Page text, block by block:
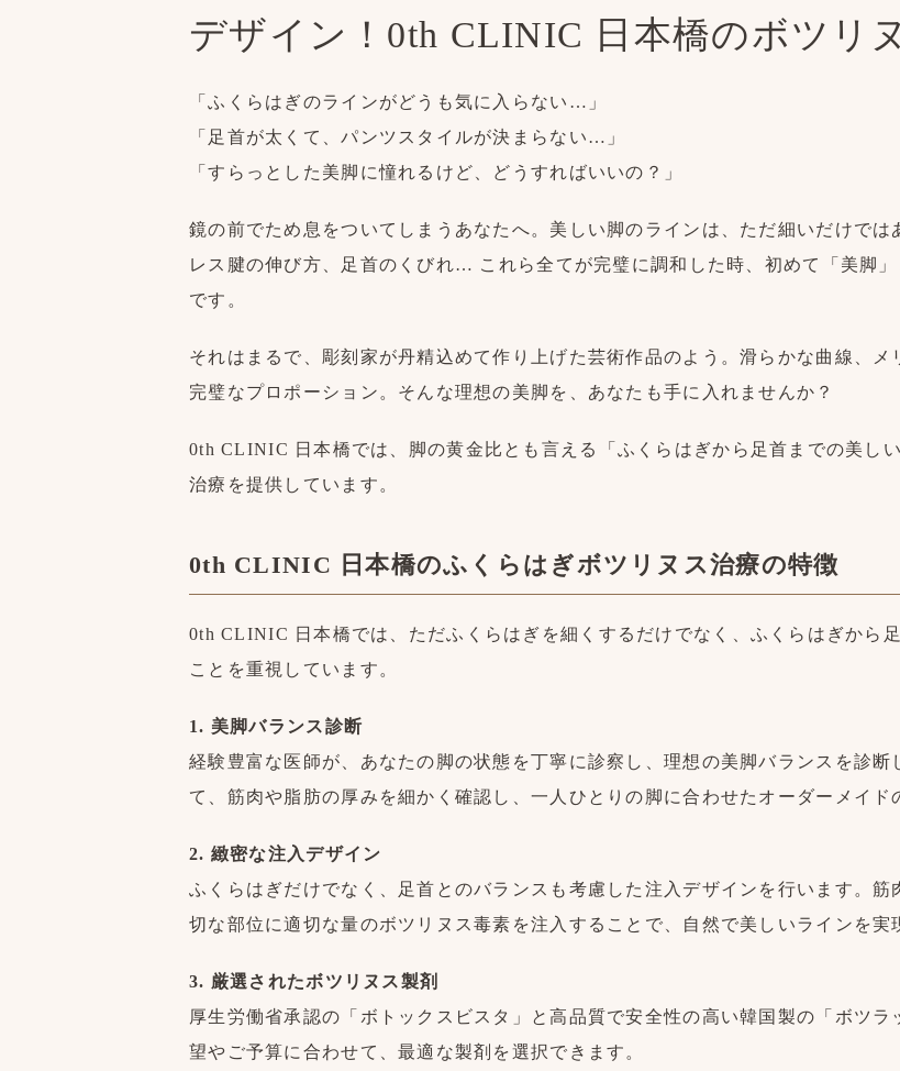
デザイン！0th CLINIC 日本橋のボツリ
「ふくらはぎのラインがどうも気に入らない…」
「足首が太くて、パンツスタイルが決まらない…」
「すらっとした美脚に憧れるけど、どうすればいいの？」
鏡の前でため息をついてしまうあなたへ。美しい脚のラインは、ただ細いだけで
レス腱の伸び方、足首のくびれ… これら全てが完璧に調和した時、初めて「美脚
です。
それはまるで、彫刻家が丹精込めて作り上げた芸術作品のよう。滑らかな曲線、
完璧なプロポーション。そんな理想の美脚を、あなたも手に入れませんか？
0th CLINIC 日本橋では、脚の黄金比とも言える「ふくらはぎから足首までの美し
治療を提供しています。
0th CLINIC 日本橋のふくらはぎボツリヌス治療の特徴
0th CLINIC 日本橋では、ただふくらはぎを細くするだけでなく、ふくらはぎから
ことを重視しています。
1. 美脚バランス診断
経験豊富な医師が、あなたの脚の状態を丁寧に診察し、理想の美脚バランスを診
て、筋肉や脂肪の厚みを細かく確認し、一人ひとりの脚に合わせたオーダーメイド
2. 緻密な注入デザイン
ふくらはぎだけでなく、足首とのバランスも考慮した注入デザインを行います。
切な部位に適切な量のボツリヌス毒素を注入することで、自然で美しいラインを実
3. 厳選されたボツリヌス製剤
厚生労働省承認の「ボトックスビスタ」と高品質で安全性の高い韓国製の「ボツ
望やご予算に合わせて、最適な製剤を選択できます。